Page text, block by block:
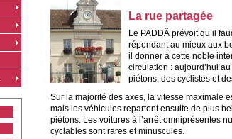
La rue partagée
Le PADDÂ prévoit qu’il
répondant au mieux aux
il donner à cette noble
circulation : aujourd’hui
piétons, des cyclistes et
Sur la majorité des axes, la vitesse maximale
mais les véhicules repartent ensuite de plus
piétons. Les voitures à l’arrêt omniprésentes
cyclables sont rares et minuscules.